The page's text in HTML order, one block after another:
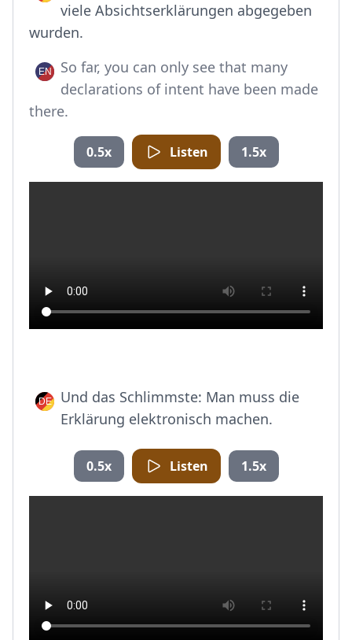
viele Absichtserklärungen abgegeben
wurden.
So far, you can only see that many
declarations of intent have been made
there.
0.5x Listen 1.5x
Und das Schlimmste: Man muss die
Erklärung elektronisch machen.
0.5x Listen 1.5x